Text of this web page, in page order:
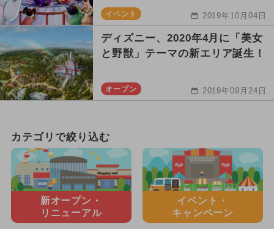
イベント 2019年10月04日
ディズニー、2020年4月に「美女
と野獣」テーマの新エリア誕生！
オープン 2019年09月24日
カテゴリで絞り込む
新オープン・
リニューアル
イベント・
キャンペーン